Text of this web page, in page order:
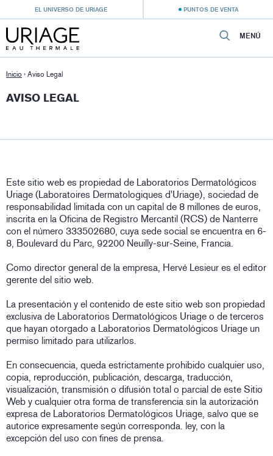
EL UNIVERSO DE URIAGE PUNTOS DE VENTA
MENÚ
Inicio › Aviso Legal
AVISO LEGAL
Este sitio web es propiedad de Laboratorios Dermatológicos
Uriage (Laboratoires Dermatologiques d'Uriage), sociedad de
responsabilidad limitada con un capital de 8 millones de euros,
inscrita en la Oficina de Registro Mercantil (RCS) de Nanterre
con el número 333502680, cuya sede social se encuentra en 6-
8, Boulevard du Parc, 92200 Neuilly-sur-Seine, Francia.
Como director general de la empresa, Hervé Lesieur es el editor
gerente del sitio web.
La presentación y el contenido de este sitio web son propiedad
exclusiva de Laboratorios Dermatológicos Uriage o de terceros
que hayan otorgado a Laboratorios Dermatológicos Uriage un
permiso limitado para utilizarlos.
En consecuencia, queda estrictamente prohibido cualquier uso,
copia, reproducción, publicación, descarga, traducción,
visualización, transmisión o difusión total o parcial de este Sitio
Web y cualquier otra forma de transferencia sin la autorización
expresa de Laboratorios Dermatológicos Uriage, salvo que se
autorice expresamente según corresponda. ley, con la
excepción del uso con fines de prensa.